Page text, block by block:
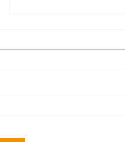
dynamique collective qui